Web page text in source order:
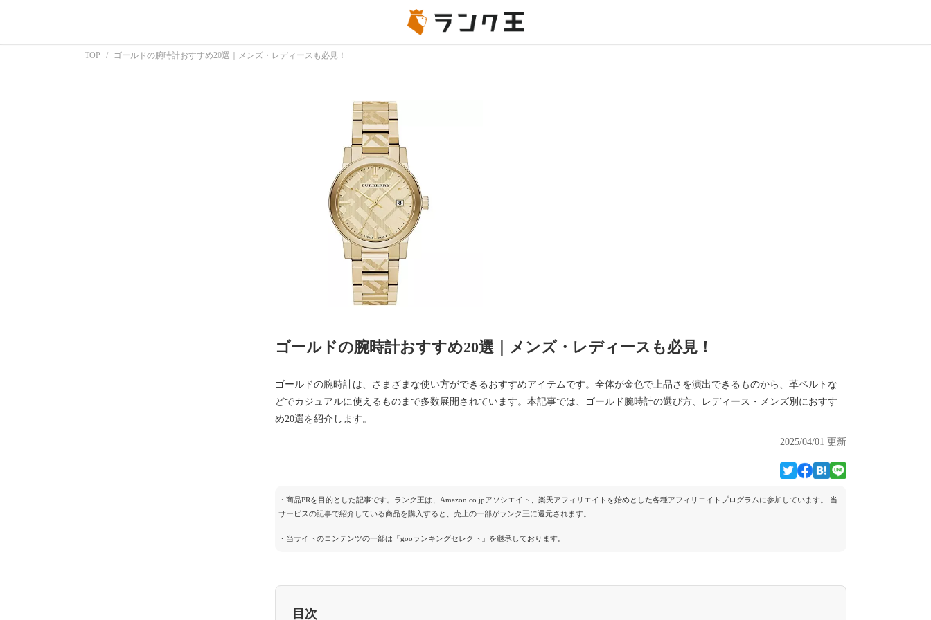
TOP ゴールドの腕時計おすすめ20選｜メンズ・レディースも必見！
ゴールドの腕時計おすすめ20選｜メンズ・レディースも必見！
ゴールドの腕時計は、さまざまな使い方ができるおすすめアイテムです。全体が金色で上品さを演出できるものから、革ベルトな
どでカジュアルに使えるものまで多数展開されています。本記事では、ゴールド腕時計の選び方、レディース・メンズ別におすす
め20選を紹介します。
2025/04/01 更新
・商品PRを目的とした記事です。ランク王は、Amazon.co.jpアソシエイト、楽天アフィリエイトを始めとした各種アフィリエイトプログラムに参加しています。 当
サービスの記事で紹介している商品を購入すると、売上の一部がランク王に還元されます。
・当サイトのコンテンツの一部は「gooランキングセレクト」を継承しております。
目次